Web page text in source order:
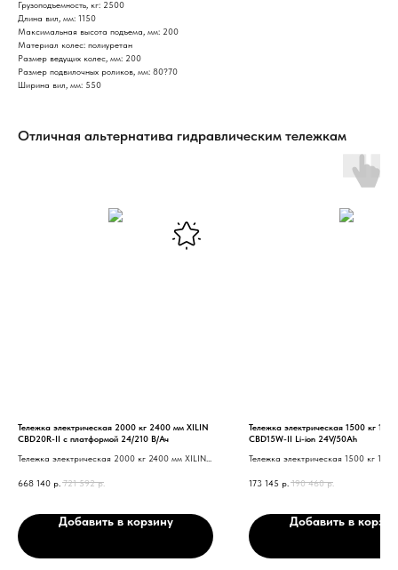
Грузоподъемность, кг: 2500
Длина вил, мм: 1150
Максимальная высота подъема, мм: 200
Материал колес: полиуретан
Размер ведущих колес, мм: 200
Размер подвилочных роликов, мм: 80?70
Ширина вил, мм: 550
Отличная альтернатива гидравлическим тележкам
Тележка электрическая 2000 кг 2400 мм XILIN
CBD20R-II с платформой 24/210 В/Ач
Тележка электрическая 2000 кг 2400 мм XILIN
668 140 р. 721 592 р.
Добавить в корзину
Тележка электрическая 1500 кг
CBD15W-II Li-ion 24V/50Ah
Тележка электрическая 1500 кг
173 145 р. 190 460 р.
Добавить в
Оставьте заявку, наши специалисты свяжутся с вами
специалиста?